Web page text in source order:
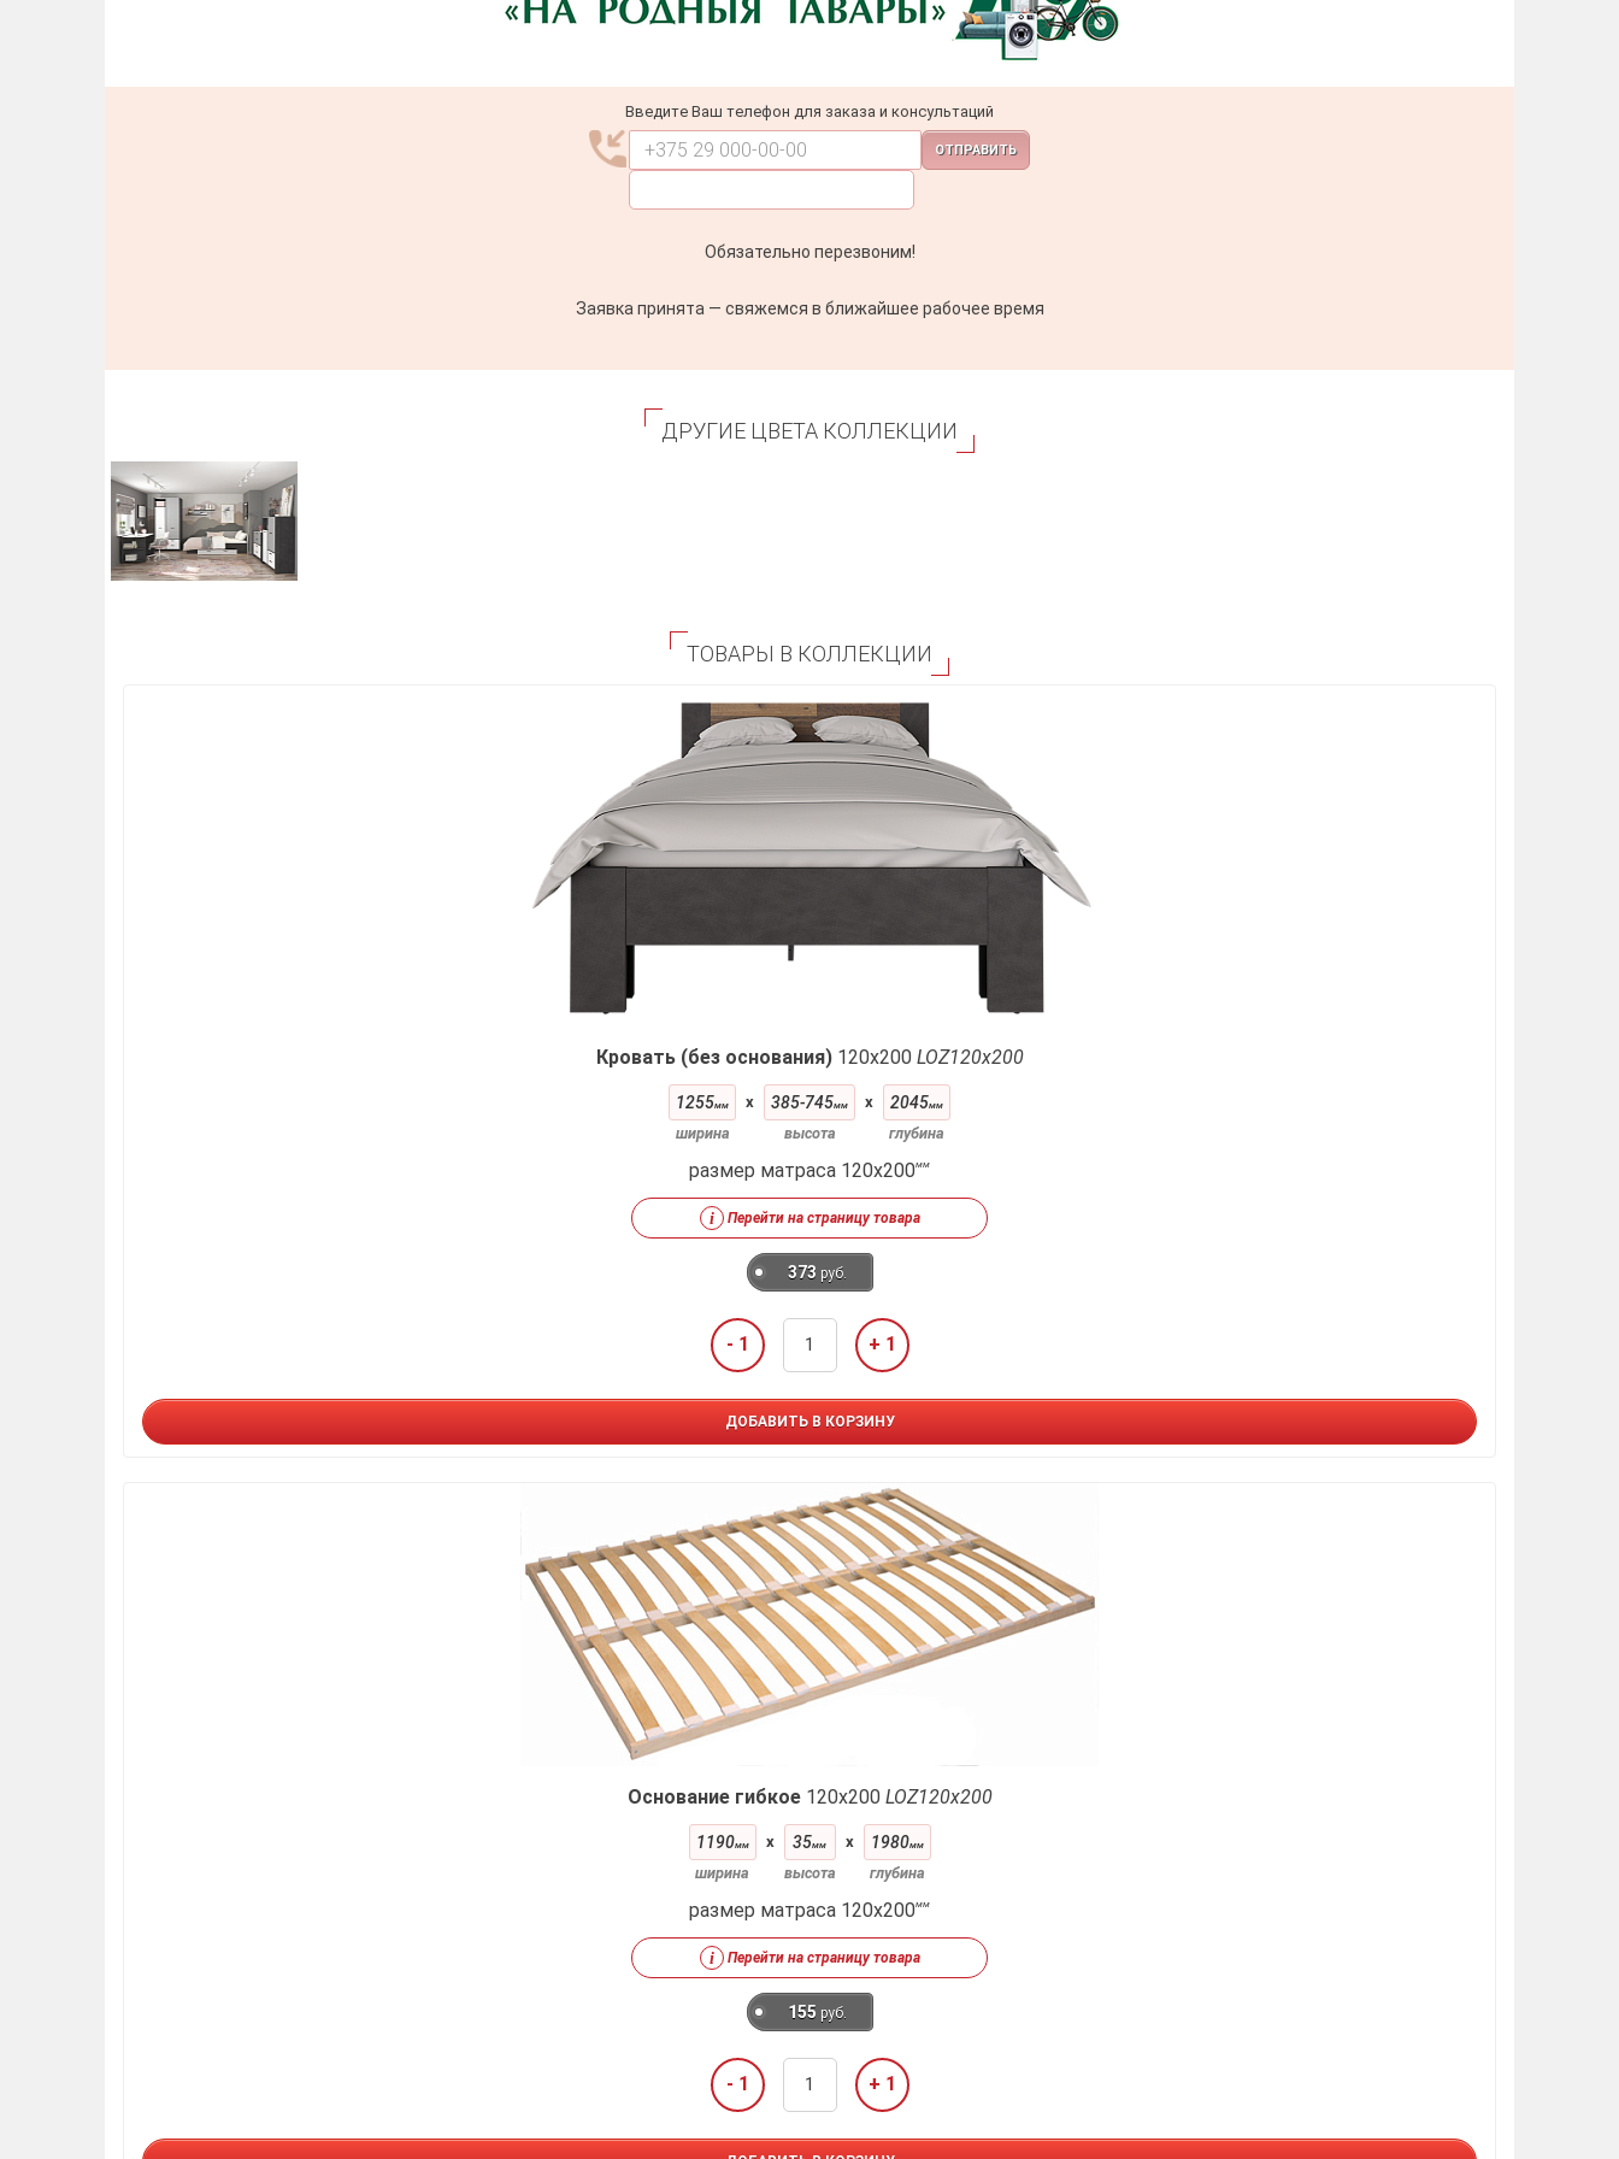
Введите Ваш телефон для заказа и консультаций
ОТПРАВИТЬ
Обязательно перезвоним!
Заявка принята — свяжемся в ближайшее рабочее время
ДРУГИЕ ЦВЕТА КОЛЛЕКЦИИ
ТОВАРЫ В КОЛЛЕКЦИИ
Кровать (без основания)120x200 LOZ120х200
1255мм
ширина
x 385-745мм
высота
x 2045мм
глубина
размер матраса 120x200мм
i Перейти на страницу товара
373 руб.
- 1 + 1
ДОБАВИТЬ В КОРЗИНУ
Основание гибкое120x200 LOZ120х200
1190мм
ширина
x 35мм
высота
x 1980мм
глубина
размер матраса 120x200мм
i Перейти на страницу товара
155 руб.
- 1 + 1